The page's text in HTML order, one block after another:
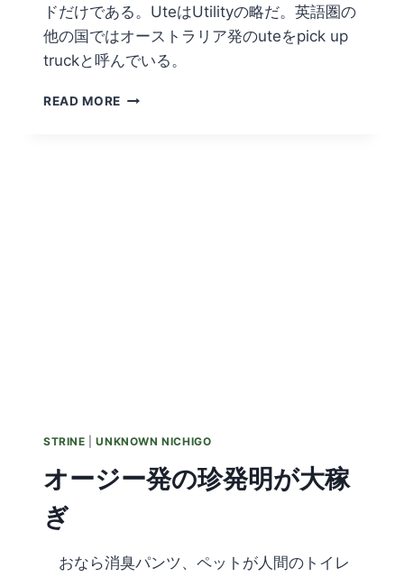
ドだけである。UteはUtilityの略だ。英語圏の
他の国ではオーストラリア発のuteをpick up
truckと呼んでいる。
READ MORE
STRINE |UNKNOWN NICHIGO
オージー発の珍発明が大稼
ぎ
おなら消臭パンツ、ペットが人間のトイレ